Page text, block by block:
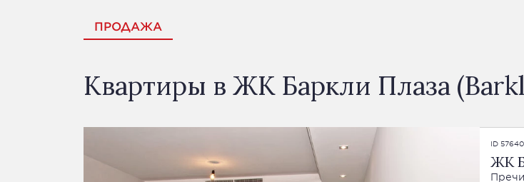
ПРОДАЖА
Квартиры в ЖК Баркли Плаза
ID 57640
ЖК